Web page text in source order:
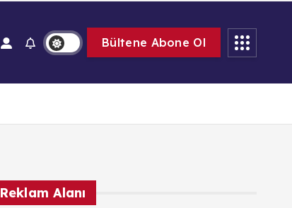
Bültene Abone Ol
Reklam Alanı